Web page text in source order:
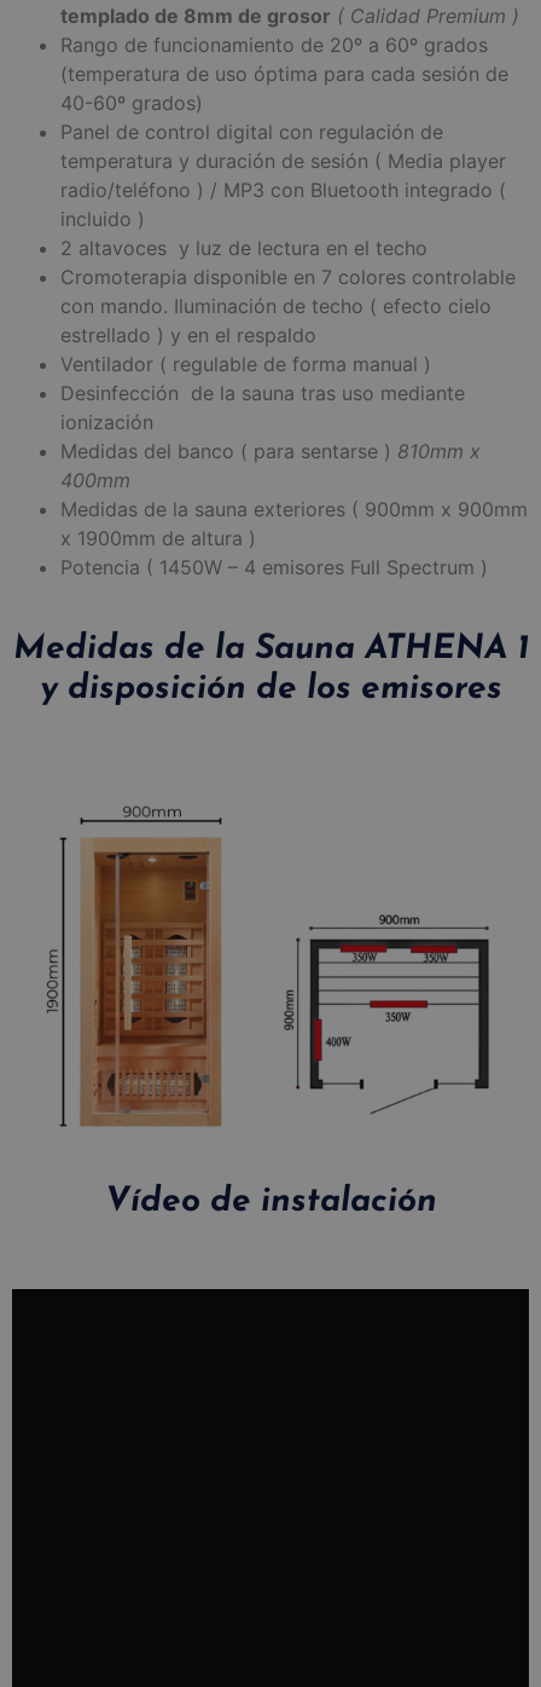
templado de 8mm de grosor ( Calidad Premium )
Rango de funcionamiento de 20º a 60º grados
(temperatura de uso óptima para cada sesión de
40-60º grados)
Panel de control digital con regulación de
temperatura y duración de sesión ( Media player
radio/teléfono ) / MP3 con Bluetooth integrado (
incluido )
2 altavoces y luz de lectura en el techo
Cromoterapia disponible en 7 colores controlable
con mando. Iluminación de techo ( efecto cielo
estrellado ) y en el respaldo
Ventilador ( regulable de forma manual )
Desinfección de la sauna tras uso mediante
ionización
Medidas del banco ( para sentarse ) 810mm x
400mm
Medidas de la sauna exteriores ( 900mm x 900mm
x 1900mm de altura )
Potencia ( 1450W – 4 emisores Full Spectrum )
Medidas de la Sauna ATHENA 1
y disposición de los emisores
Vídeo de instalación